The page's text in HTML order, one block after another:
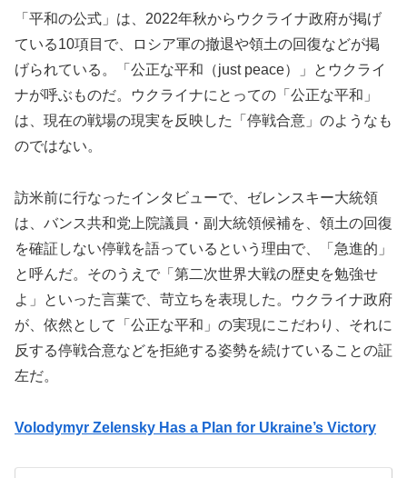
「平和の公式」は、2022年秋からウクライナ政府が掲げ
ている10項目で、ロシア軍の撤退や領土の回復などが掲
げられている。「公正な平和（just peace）」とウクライ
ナが呼ぶものだ。ウクライナにとっての「公正な平和」
は、現在の戦場の現実を反映した「停戦合意」のようなも
のではない。
訪米前に行なったインタビューで、ゼレンスキー大統領
は、バンス共和党上院議員・副大統領候補を、領土の回復
を確証しない停戦を語っているという理由で、「急進的」
と呼んだ。そのうえで「第二次世界大戦の歴史を勉強せ
よ」といった言葉で、苛立ちを表現した。ウクライナ政府
が、依然として「公正な平和」の実現にこだわり、それに
反する停戦合意などを拒絶する姿勢を続けていることの証
左だ。
Volodymyr Zelensky Has a Plan for Ukraine’s Victory